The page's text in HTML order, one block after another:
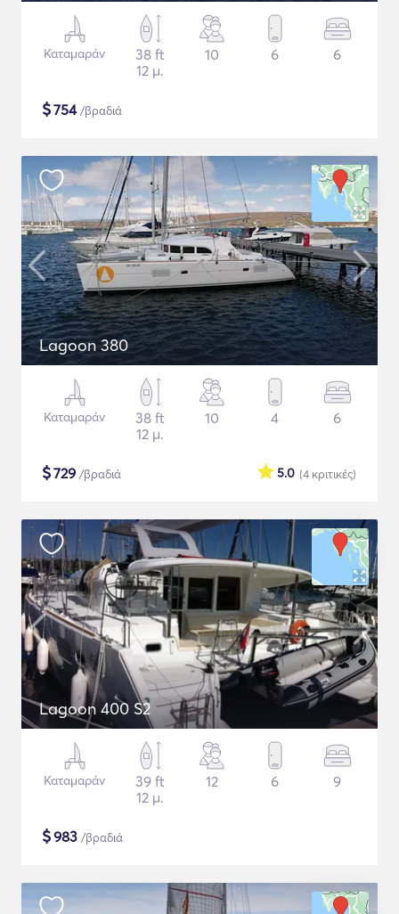
Καταμαράν
38 ft
12 μ.
10 6 6
$754/βραδιά
Lagoon 380
Καταμαράν
38 ft
12 μ.
10 4 6
$729 /βραδιά (4 κριτικές)
5.0
Lagoon 400 S2
Καταμαράν
39 ft
12 μ.
12 6 9
$983 /βραδιά